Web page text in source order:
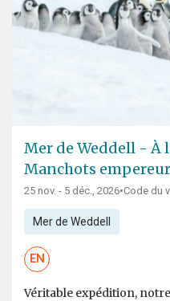
Mer de Weddell - À
Manchots
25 nov. - 5 déc., 2026•Code du
Mer de Weddell
EN
Véritable expédition,